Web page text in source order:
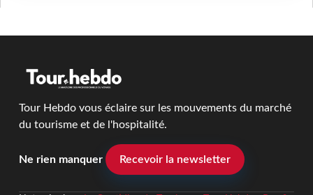
Tour Hebdo vous éclaire sur les mouvements du marché
du tourisme et de l'hospitalité.
Ne rien manquer Recevoir la newsletter